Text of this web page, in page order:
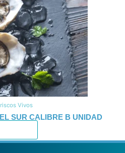
Vivos
SUR CALIBRE B UNIDAD